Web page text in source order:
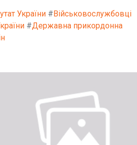
України #Військовослужбовці
#Державна прикордонна